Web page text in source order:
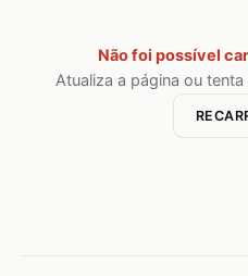
Não foi possível
Atualiza a página ou